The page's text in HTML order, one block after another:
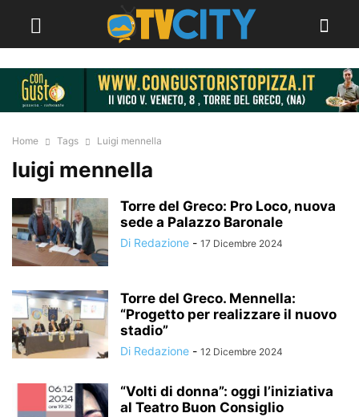
Home Tags Luigi mennella
luigi mennella
Torre del Greco: Pro Loco, nuova
sede a Palazzo Baronale
Di Redazione - 17 Dicembre 2024
Torre del Greco. Mennella:
“Progetto per realizzare il nuovo
stadio”
Di Redazione - 12 Dicembre 2024
“Volti di donna”: oggi l’iniziativa
al Teatro Buon Consiglio